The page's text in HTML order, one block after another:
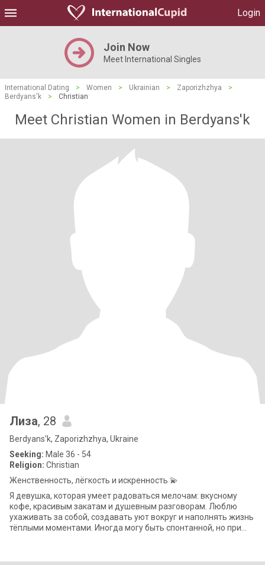
Login
Join Now
Meet International Singles
International Dating > Women > Ukrainian > Zaporizhzhya
>
Berdyans'k
> Christian
Meet Christian Women in Berdyans'k
Лиза, 28
Berdyans'k, Zaporizhzhya, Ukraine
Seeking: Male 36 - 54
Religion: Christian
Женственность, лёгкость и искренность 💫
Я девушка, которая умеет радоваться мелочам: вкусному
кофе, красивым закатам и душевным разговорам. Люблю
ухаживать за собой, создавать уют вокруг и наполнять жизнь
тёплыми моментами. Иногда могу быть спонтанной, но при